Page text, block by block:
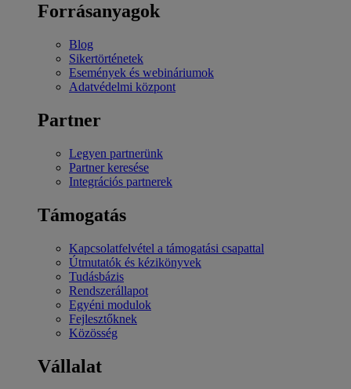
Forrásanyagok
Blog
Sikertörténetek
Események és webináriumok
Adatvédelmi központ
Partner
Legyen partnerünk
Partner keresése
Integrációs partnerek
Támogatás
Kapcsolatfelvétel a támogatási csapattal
Útmutatók és kézikönyvek
Tudásbázis
Rendszerállapot
Egyéni modulok
Fejlesztőknek
Közösség
Vállalat